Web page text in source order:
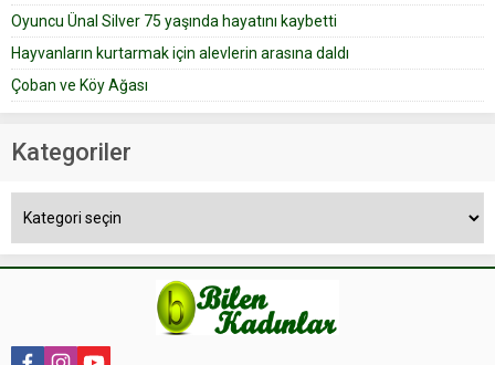
Oyuncu Ünal Silver 75 yaşında hayatını kaybetti
Hayvanların kurtarmak için alevlerin arasına daldı
Çoban ve Köy Ağası
Kategoriler